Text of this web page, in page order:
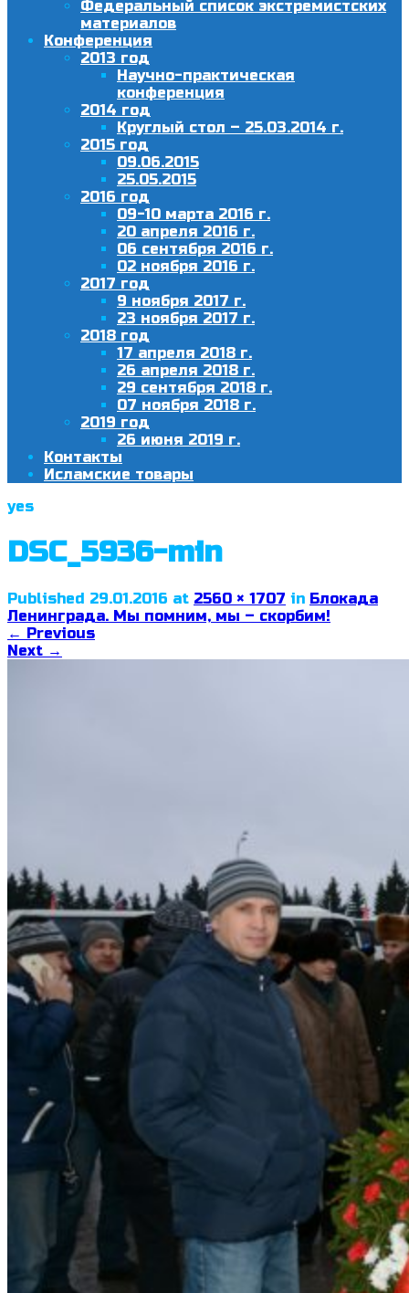
Федеральный список экстремистских
материалов
Конференция
2013 год
Научно-практическая
конференция
2014 год
Круглый стол – 25.03.2014 г.
2015 год
09.06.2015
25.05.2015
2016 год
09-10 марта 2016 г.
20 апреля 2016 г.
06 сентября 2016 г.
02 ноября 2016 г.
2017 год
9 ноября 2017 г.
23 ноября 2017 г.
2018 год
17 апреля 2018 г.
26 апреля 2018 г.
29 сентября 2018 г.
07 ноября 2018 г.
2019 год
26 июня 2019 г.
Контакты
Исламские товары
yes
DSC_5936-min
Published 29.01.2016 at 2560 × 1707 in Блокада
Ленинграда. Мы помним, мы – скорбим!
← Previous
Next →